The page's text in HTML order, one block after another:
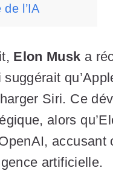
l’IA
Elon Musk a
Siri. Ce
alors
accusant
artificielle.